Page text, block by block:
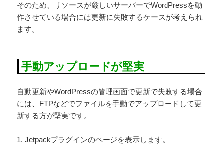
そのため、リソースが厳しいサーバーでWordPressを動
作させている場合には更新に失敗するケースが考えられ
ます。
手動アップロードが堅実
自動更新やWordPressの管理画面で更新で失敗する場合
には、FTPなどでファイルを手動でアップロードして更
新する方が堅実です。
1. Jetpackプラグインのページを表示します。